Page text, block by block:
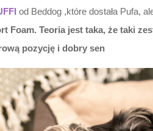
od Beddog ,które dostała Pufa,
Foam. Teoria jest taka, że taki
pozycję i dobry sen